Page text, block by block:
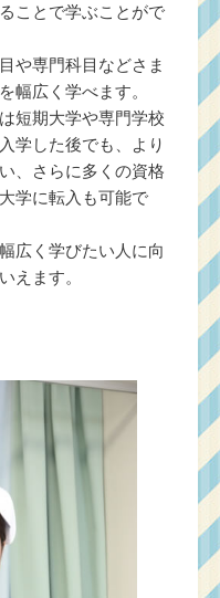
ことで学ぶことがで
や専門科目などさま
幅広く学べます。
短期大学や専門学校
学した後でも、より
、さらに多くの資格
学に転入も可能で
広く学びたい人に向
えます。